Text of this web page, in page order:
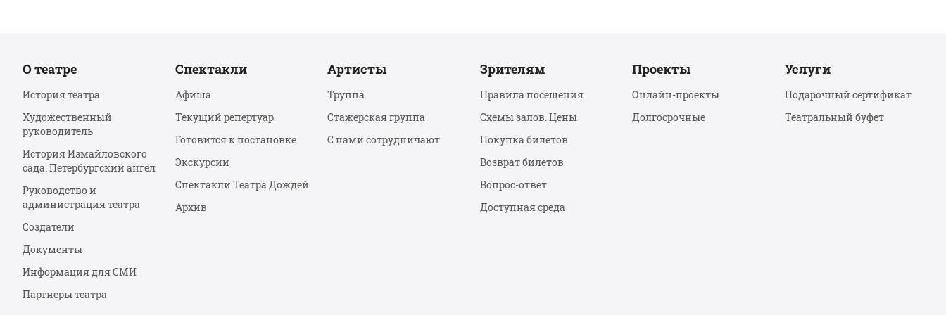
О театре
История театра
Художественный
руководитель
История Измайловского
сада. Петербургский ангел
Руководство и
администрация театра
Создатели
Документы
Информация для СМИ
Партнеры театра
Спектакли
Афиша
Текущий репертуар
Готовится к постановке
Экскурсии
Спектакли Театра Дождей
Архив
Артисты
Труппа
Стажерская группа
С нами сотрудничают
Зрителям
Правила посещения
Схемы залов. Цены
Покупка билетов
Возврат билетов
Вопрос-ответ
Доступная среда
Проекты
Онлайн-проекты
Долгосрочные
Услуги
Подарочный сертификат
Театральный буфет